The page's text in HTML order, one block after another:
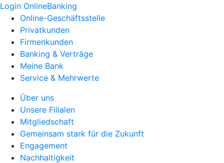
Login OnlineBanking
Online-Geschäftsstelle
Privatkunden
Firmenkunden
Banking & Verträge
Meine Bank
Service & Mehrwerte
Über uns
Unsere Filialen
Mitgliedschaft
Gemeinsam stark für die Zukunft
Engagement
Nachhaltigkeit